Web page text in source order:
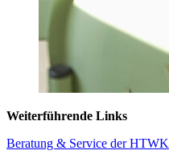
Weiterführende Links
Beratung & Service der HTWK